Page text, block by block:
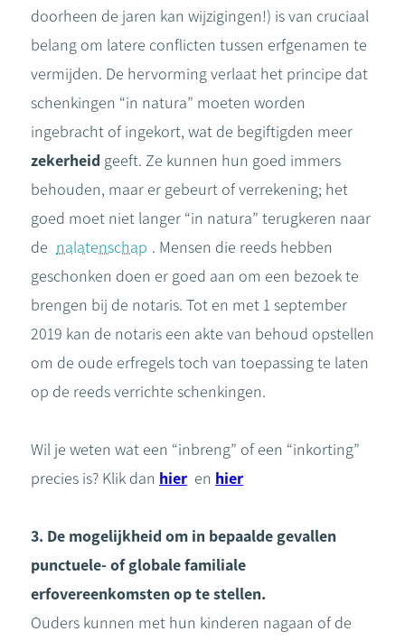
doorheen de jaren kan wijzigingen!) is van cruciaal
belang om latere conflicten tussen erfgenamen te
vermijden. De hervorming verlaat het principe dat
schenkingen “in natura” moeten worden
ingebracht of ingekort, wat de begiftigden meer
zekerheid geeft. Ze kunnen hun goed immers
behouden, maar er gebeurt of verrekening; het
goed moet niet langer “in natura” terugkeren naar
de nalatenschap . Mensen die reeds hebben
geschonken doen er goed aan om een bezoek te
brengen bij de notaris. Tot en met 1 september
2019 kan de notaris een akte van behoud opstellen
om de oude erfregels toch van toepassing te laten
op de reeds verrichte schenkingen.
Wil je weten wat een “inbreng” of een “inkorting”
precies is? Klik dan hier en hier
3. De mogelijkheid om in bepaalde gevallen
punctuele- of globale familiale
erfovereenkomsten op te stellen.
Ouders kunnen met hun kinderen nagaan of de